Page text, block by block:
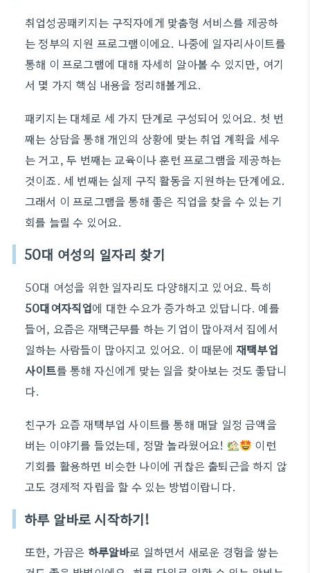
취업성공패키지는 구직자에게 맞춤형 서비스를 제공하
는 정부의 지원 프로그램이에요. 나중에 일자리사이트를
통해 이 프로그램에 대해 자세히 알아볼 수 있지만, 여기
서 몇 가지 핵심 내용을 정리해볼게요.
패키지는 대체로 세 가지 단계로 구성되어 있어요. 첫 번
째는 상담을 통해 개인의 상황에 맞는 취업 계획을 세우
는 거고, 두 번째는 교육이나 훈련 프로그램을 제공하는
것이죠. 세 번째는 실제 구직 활동을 지원하는 단계에요.
그래서 이 프로그램을 통해 좋은 직업을 찾을 수 있는 기
회를 늘릴 수 있어요.
50대 여성의 일자리 찾기
50대 여성을 위한 일자리도 다양해지고 있어요. 특히
50대여자직업에 대한 수요가 증가하고 있답니다. 예를
들어, 요즘은 재택근무를 하는 기업이 많아져서 집에서
일하는 사람들이 많아지고 있어요. 이 때문에 재택부업
사이트를 통해 자신에게 맞는 일을 찾아보는 것도 좋답니
다.
친구가 요즘 재택부업 사이트를 통해 매달 일정 금액을
버는 이야기를 들었는데, 정말 놀라웠어요!
이런
기회를 활용하면 비슷한 나이에 귀찮은 출퇴근을 하지 않
고도 경제적 자립을 할 수 있는 방법이랍니다.
하루 알바로 시작하기!
또한, 가끔은 하루알바로 일하면서 새로운 경험을 쌓는